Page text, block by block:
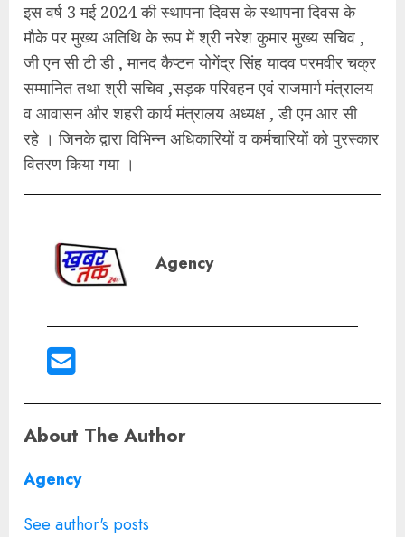
इस वर्ष 3 मई 2024 की स्थापना दिवस के स्थापना दिवस के
मौके पर मुख्य अतिथि के रूप में श्री नरेश कुमार मुख्य सचिव ,
जी एन सी टी डी , मानद कैप्टन योगेंद्र सिंह यादव परमवीर चक्र
सम्मानित तथा श्री सचिव ,सड़क परिवहन एवं राजमार्ग मंत्रालय
व आवासन और शहरी कार्य मंत्रालय अध्यक्ष , डी एम आर सी
रहे । जिनके द्वारा विभिन्न अधिकारियों व कर्मचारियों को पुरस्कार
वितरण किया गया ।
Agency
About The Author
Agency
See author's posts